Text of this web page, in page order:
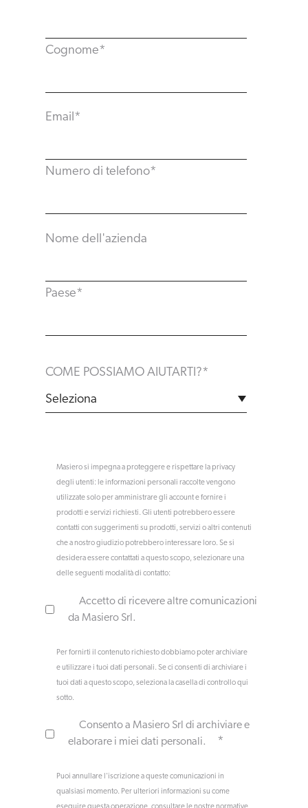
Cognome*
Email*
Numero di telefono*
Nome dell'azienda
Paese*
COME POSSIAMO AIUTARTI?*
Masiero si impegna a proteggere e rispettare la privacy
degli utenti: le informazioni personali raccolte vengono
utilizzate solo per amministrare gli account e fornire i
prodotti e servizi richiesti. Gli utenti potrebbero essere
contatti con suggerimenti su prodotti, servizi o altri contenuti
che a nostro giudizio potrebbero interessare loro. Se si
desidera essere contattati a questo scopo, selezionare una
delle seguenti modalità di contatto:
Accetto di ricevere altre comunicazioni
da Masiero Srl.
Per fornirti il contenuto richiesto dobbiamo poter archiviare
e utilizzare i tuoi dati personali. Se ci consenti di archiviare i
tuoi dati a questo scopo, seleziona la casella di controllo qui
sotto.
Consento a Masiero Srl di archiviare e
elaborare i miei dati personali.
*
Puoi annullare l'iscrizione a queste comunicazioni in
qualsiasi momento. Per ulteriori informazioni su come